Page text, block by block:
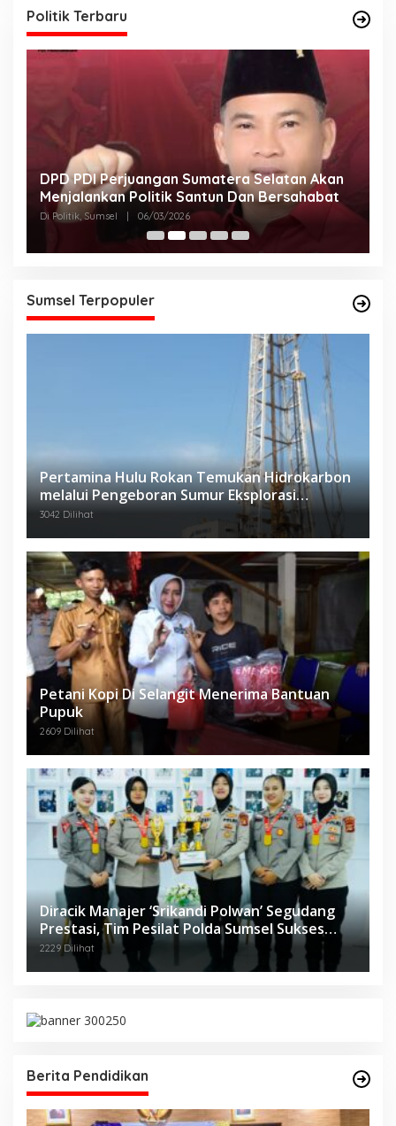
Politik Terbaru
DPD PDI Perjuangan Sumatera Selatan Akan
Menjalankan Politik Santun Dan Bersahabat
Di Politik, Sumsel 06/03/2026
Sumsel Terpopuler
Pertamina Hulu Rokan Temukan Hidrokarbon
melalui Pengeboran Sumur Eksplorasi
Anggrek Violet (AVO)-001
3042 Dilihat
Petani Kopi Di Selangit Menerima Bantuan
Pupuk
2609 Dilihat
Diracik Manajer ‘Srikandi Polwan’ Segudang
Prestasi, Tim Pesilat Polda Sumsel Sukses
Diajang Kejurnas Menpora Cup II 2024
2229 Dilihat
Berita Pendidikan